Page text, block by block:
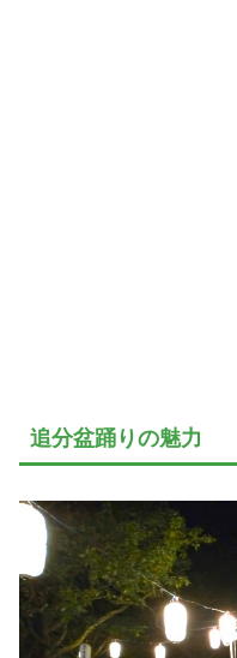
追分盆踊りの魅力